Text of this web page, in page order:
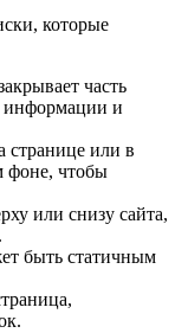
которые
часть
информации и
странице или в
фоне, чтобы
или снизу сайта,
быть статичным